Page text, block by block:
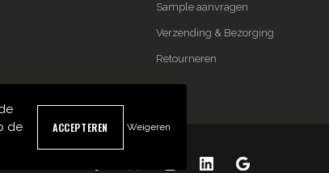
Sample aanvragen
Verzending & Bezorging
Retourneren
de
Weigeren